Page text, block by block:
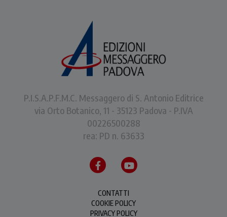
P.I.S.A.P.F.M.C. Messaggero di S. Antonio Editrice
via Orto Botanico, 11 - 35123 Padova - P.IVA
00226500288
rea: PD n. 63633
CONTATTI
COOKIE POLICY
PRIVACY POLICY